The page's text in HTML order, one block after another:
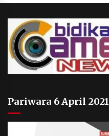
Pariwara 6 April 2021